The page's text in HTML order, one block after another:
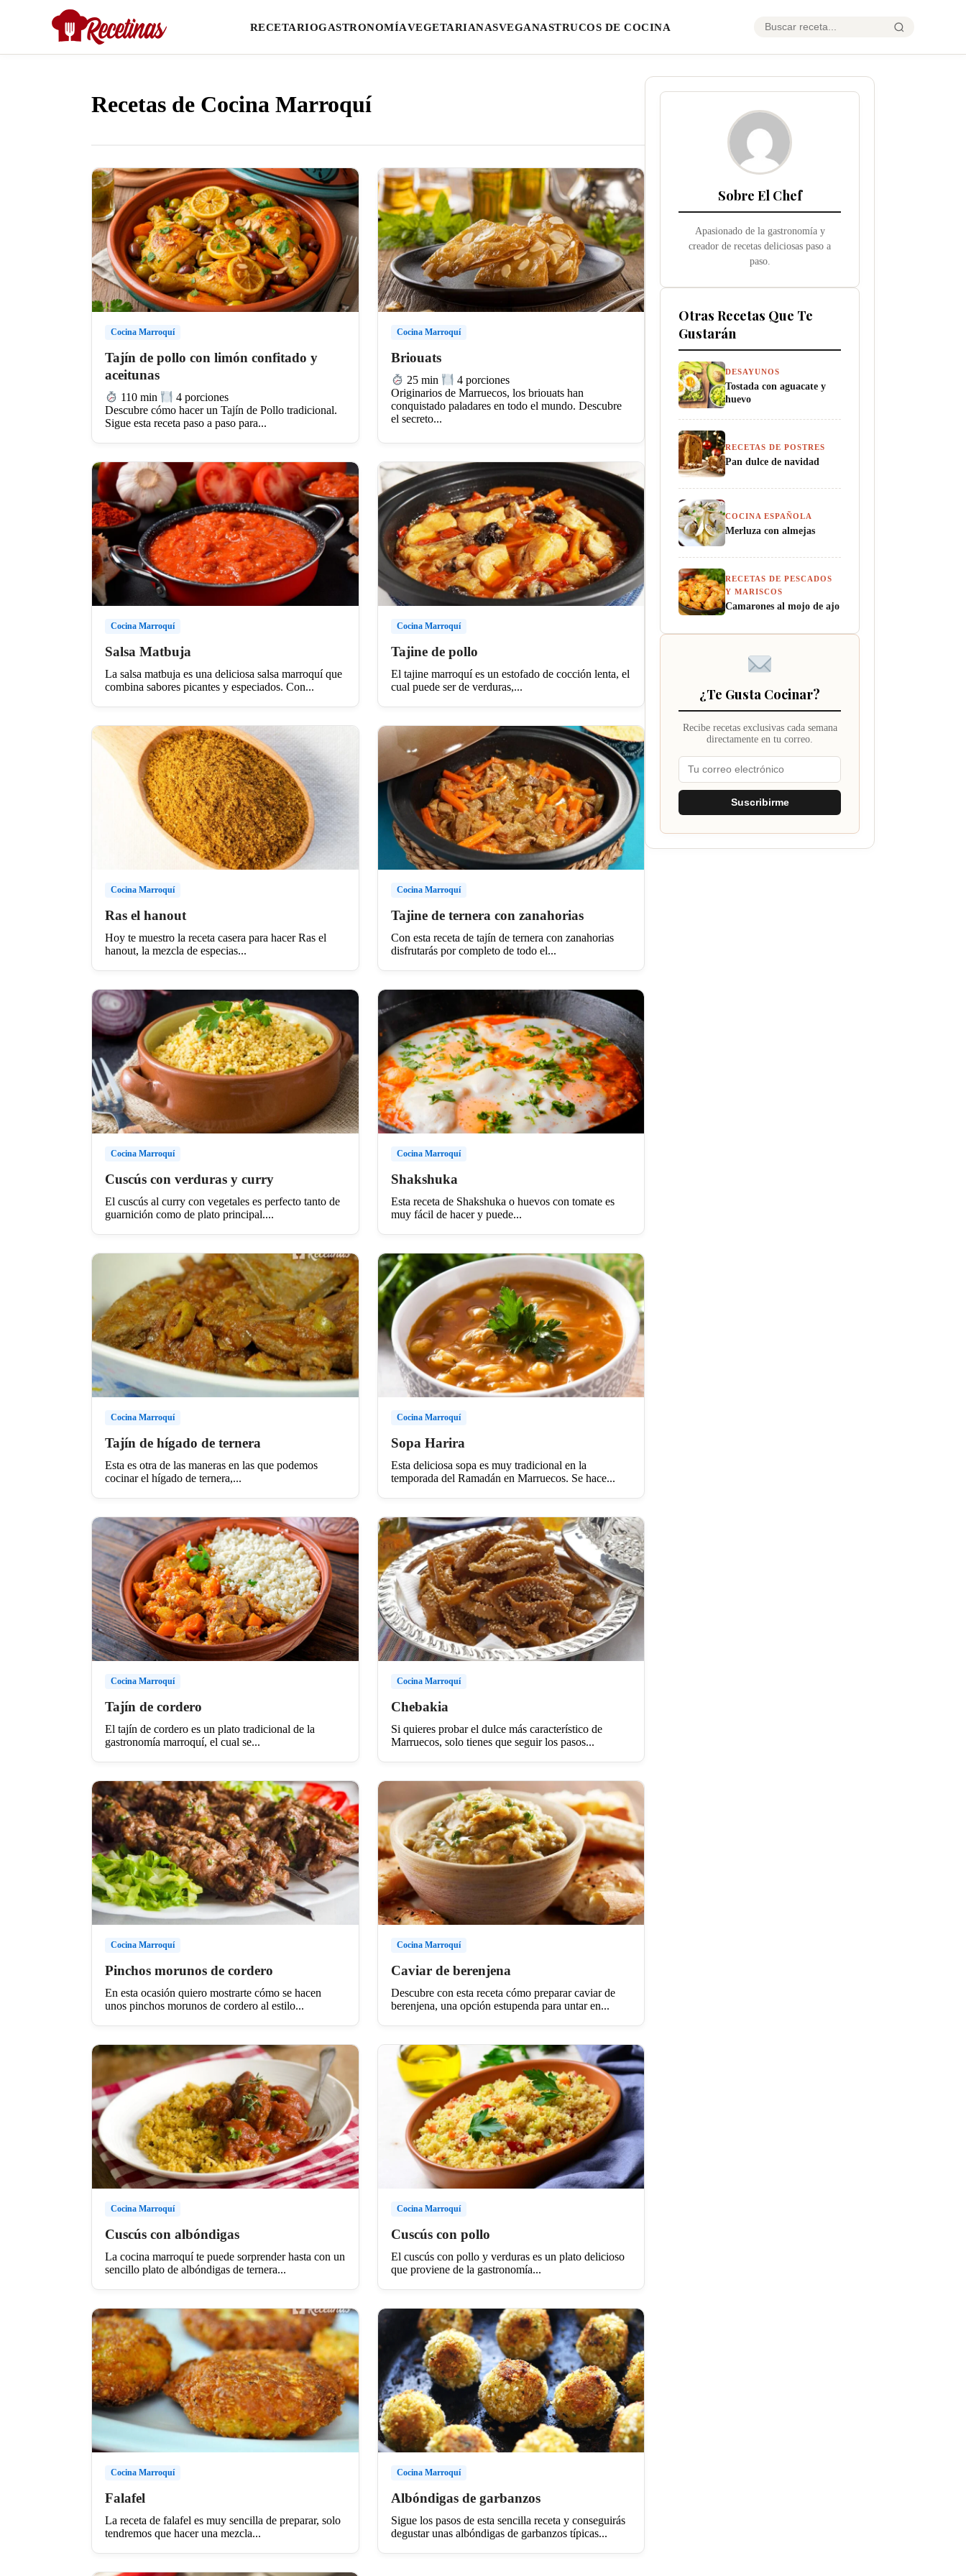
RECETARIOGASTRONOMÍAVEGETARIANASVEGANASTRUCOS DE COCINA
Recetas de Cocina Marroquí
Cocina Marroquí
Tajín de pollo con limón confitado y
aceitunas
110 min
4 porciones
Descubre cómo hacer un Tajín de Pollo tradicional.
Sigue esta receta paso a paso para...
Cocina Marroquí
Briouats
25 min
4 porciones
Originarios de Marruecos, los briouats han
conquistado paladares en todo el mundo. Descubre
el secreto...
Cocina Marroquí
Salsa Matbuja
La salsa matbuja es una deliciosa salsa marroquí que
combina sabores picantes y especiados. Con...
Cocina Marroquí
Tajine de pollo
El tajine marroquí es un estofado de cocción lenta, el
cual puede ser de verduras,...
Cocina Marroquí
Ras el hanout
Hoy te muestro la receta casera para hacer Ras el
hanout, la mezcla de especias...
Cocina Marroquí
Tajine de ternera con zanahorias
Con esta receta de tajín de ternera con zanahorias
disfrutarás por completo de todo el...
Cocina Marroquí
Cuscús con verduras y curry
El cuscús al curry con vegetales es perfecto tanto de
guarnición como de plato principal....
Cocina Marroquí
Shakshuka
Esta receta de Shakshuka o huevos con tomate es
muy fácil de hacer y puede...
Cocina Marroquí
Tajín de hígado de ternera
Esta es otra de las maneras en las que podemos
cocinar el hígado de ternera,...
Cocina Marroquí
Sopa Harira
Esta deliciosa sopa es muy tradicional en la
temporada del Ramadán en Marruecos. Se hace...
Cocina Marroquí
Tajín de cordero
El tajín de cordero es un plato tradicional de la
gastronomía marroquí, el cual se...
Cocina Marroquí
Chebakia
Si quieres probar el dulce más característico de
Marruecos, solo tienes que seguir los pasos...
Cocina Marroquí
Pinchos morunos de cordero
En esta ocasión quiero mostrarte cómo se hacen
unos pinchos morunos de cordero al estilo...
Cocina Marroquí
Caviar de berenjena
Descubre con esta receta cómo preparar caviar de
berenjena, una opción estupenda para untar en...
Cocina Marroquí
Cuscús con albóndigas
La cocina marroquí te puede sorprender hasta con un
sencillo plato de albóndigas de ternera...
Cocina Marroquí
Cuscús con pollo
El cuscús con pollo y verduras es un plato delicioso
que proviene de la gastronomía...
Cocina Marroquí
Falafel
La receta de falafel es muy sencilla de preparar, solo
tendremos que hacer una mezcla...
Cocina Marroquí
Albóndigas de garbanzos
Sigue los pasos de esta sencilla receta y conseguirás
degustar unas albóndigas de garbanzos típicas...
Sobre El Chef
Apasionado de la gastronomía y
creador de recetas deliciosas paso a
paso.
Otras Recetas Que Te
Gustarán
DESAYUNOS
Tostada con aguacate y
huevo
RECETAS DE POSTRES
Pan dulce de navidad
COCINA ESPAÑOLA
Merluza con almejas
RECETAS DE PESCADOS
Y MARISCOS
Camarones al mojo de ajo
¿Te Gusta Cocinar?
Recibe recetas exclusivas cada semana
directamente en tu correo.
Suscribirme